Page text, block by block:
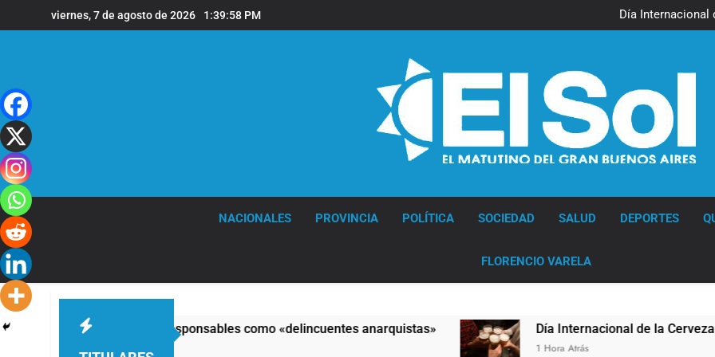
al
viernes, 7 de agosto de 2026 1:39:59 PM
Día Internacional
El frío polar se instala
Día
El frío polar se instala
El Senado aprobó la ley
NACIONALES PROVINCIA POLÍTICA SOCIEDAD SALUD DEPORTES
FLORENCIO VARELA
calificó a los responsables como «delincuentes anarquistas» Día Internacional de la Cerveza: los tres
1 Hora Atrás